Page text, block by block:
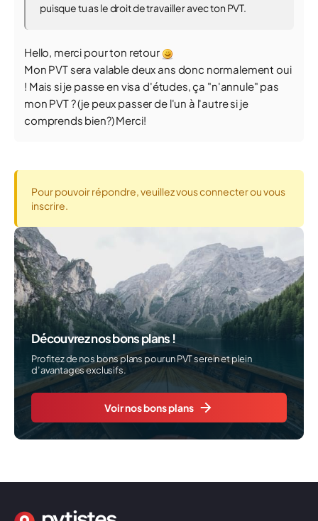
puisque tu as le droit de travailler avec ton PVT.
Hello, merci pour ton retour
Mon PVT sera valable deux ans donc normalement oui
! Mais si je passe en visa d'études, ça "n'annule" pas
mon PVT ? (je peux passer de l'un à l'autre si je
comprends bien?) Merci!
Pour pouvoir répondre, veuillez vous connecter ou vous
inscrire.
Découvrez nos bons plans !
Profitez de nos bons plans pour un PVT serein et plein
d’avantages exclusifs.
Voir nos bons plans